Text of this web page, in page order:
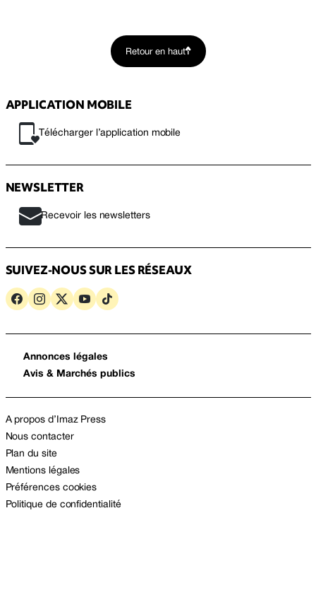
Retour en haut
APPLICATION MOBILE
Télécharger l’application mobile
NEWSLETTER
Recevoir les newsletters
SUIVEZ-NOUS SUR LES RÉSEAUX
Annonces légales
Avis & Marchés publics
A propos d’Imaz Press
Nous contacter
Plan du site
Mentions légales
Préférences cookies
Politique de confidentialité